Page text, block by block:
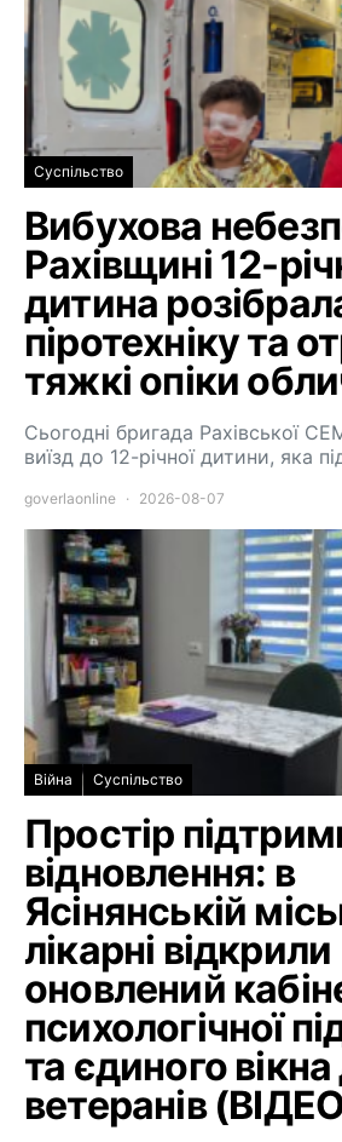
Суспільство
Вибухова
Рахівщині 12-
дитина
піротехніку та
тяжкі опіки
Сьогодні бригада Рахівської
виїзд до 12-річної дитини, яка
goverlaonline 2026-08-07
Війна Суспільство
Простір
відновлення: в
Ясінянській
лікарні відкрили
оновлений
психологічної
та єдиного
ветеранів